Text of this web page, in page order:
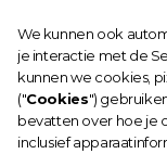
We kunnen ook
je interactie met de
kunnen we cookies,
("Cookies")
bevatten over hoe je
inclusief